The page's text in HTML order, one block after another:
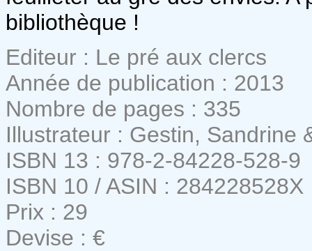
bibliothèque !
Editeur : Le pré aux clercs
Année de publication : 2013
Nombre de pages : 335
Illustrateur : Gestin, Sandrine
ISBN 13 : 978-2-84228-528-9
ISBN 10 / ASIN : 284228528X
Prix : 29
Devise : €